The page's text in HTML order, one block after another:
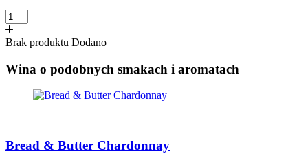
Brak produktu Dodano
Wina o podobnych smakach i aromatach
Bread & Butter Chardonnay